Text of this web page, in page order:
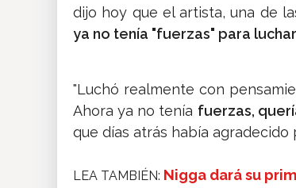
dijo hoy que el artista, una de
ya no tenía "fuerzas" para
"Luchó realmente con
Ahora ya no tenía fuerzas,
que días atrás había
LEA TAMBIÉN: Nigga dará su